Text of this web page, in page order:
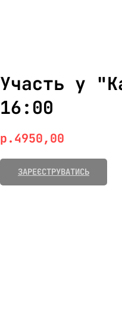
Участь у
16:00
р.4950,00
ЗАРЕЄСТРУВАТИСЬ